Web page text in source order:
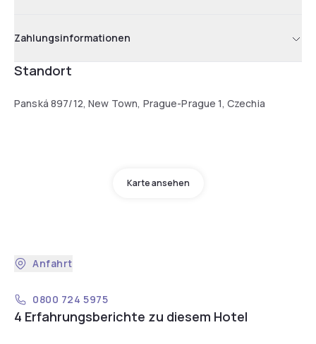
Zahlungsinformationen
Standort
Panská 897/12, New Town, Prague-Prague 1, Czechia
Karte ansehen
Anfahrt
0800 724 5975
4 Erfahrungsberichte zu diesem Hotel